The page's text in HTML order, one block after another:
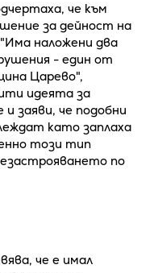
че към
за дейност на
наложени два
- един от
Царево",
идеята за
заяви, че подобни
като заплаха
този тип
по
че е имал